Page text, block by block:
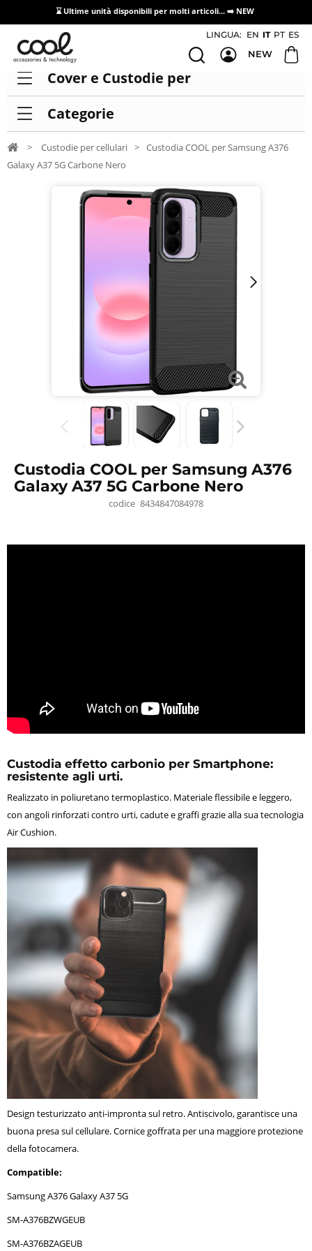
⌛ Ultime unità disponibili per molti articoli... ➡️ NEW
Accesso/registrazione distributori
LINGUA: EN IT PT ES
NEW
Cover e Custodie per
Categorie
> Custodie per cellulari > Custodia COOL per Samsung A376
Galaxy A37 5G Carbone Nero
Custodia COOL per Samsung A376
Galaxy A37 5G Carbone Nero
codice 8434847084978
Custodia effetto carbonio per Smartphone:
resistente agli urti.
Realizzato in poliuretano termoplastico. Materiale flessibile e leggero,
con angoli rinforzati contro urti, cadute e graffi grazie alla sua tecnologia
Air Cushion.
Design testurizzato anti-impronta sul retro. Antiscivolo, garantisce una
buona presa sul cellulare. Cornice goffrata per una maggiore protezione
della fotocamera.
Compatible:
Samsung A376 Galaxy A37 5G
SM-A376BZWGEUB
SM-A376BZAGEUB